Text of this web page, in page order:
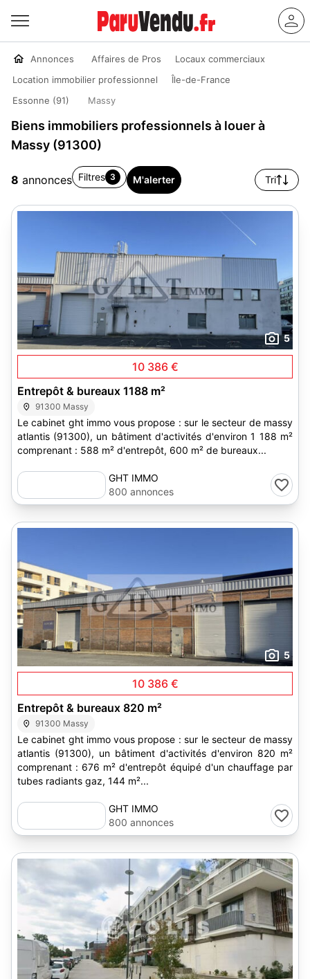
Annonces Affaires de Pros
Locaux commerciaux
Location immobilier professionnel
Île-de-France
Essonne (91)
Massy
Biens immobiliers professionnels à louer à
Massy (91300)
8 annonces Filtres 3 M'alerter Tri
5
10 386 €
Entrepôt & bureaux 1188 m²
91300 Massy
Le cabinet ght immo vous propose : sur le secteur de massy
atlantis (91300), un bâtiment d'activités d'environ 1 188 m²
comprenant : 588 m² d'entrepôt, 600 m² de bureaux...
GHT IMMO
800 annonces
5
10 386 €
Entrepôt & bureaux 820 m²
91300 Massy
Le cabinet ght immo vous propose : sur le secteur de massy
atlantis (91300), un bâtiment d'activités d'environ 820 m²
comprenant : 676 m² d'entrepôt équipé d'un chauffage par
tubes radiants gaz, 144 m²...
GHT IMMO
800 annonces